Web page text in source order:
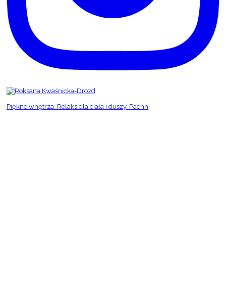
Piękne wnętrza. Relaks dla ciała i duszy. Pachn